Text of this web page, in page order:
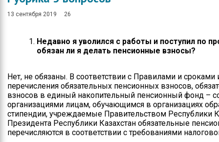
Приём физических и
Спортивные
достижения
Результаты и отчеты
Официальные
выступления
13 сентября 2019 26
Недавно я уволился с работы и поступил по
обязан ли я делать пенсионные взносы?
Нет, не обязаны. В соответствии с Правилами и сроками
перечисления обязательных пенсионных взносов,
взносов в единый накопительный пенсионный фонд –
организациями лицам, обучающимся в организациях
стипендии, учреждаемые Правительством Республики
Президента Республики Казахстан обязательные
перечисляются в соответствии с требованиями